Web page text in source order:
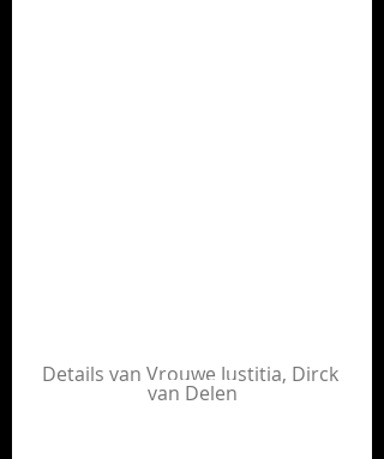
Details van Vrouwe Justitia, Dirck
van Delen